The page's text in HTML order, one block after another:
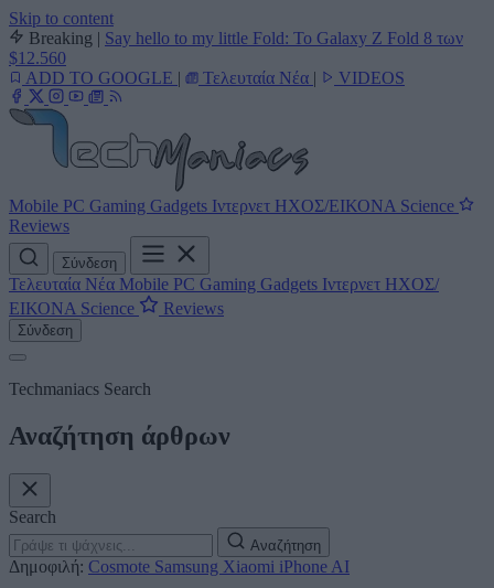
Skip to content
Breaking | Say hello to my little Fold: Το Galaxy Z Fold 8 των
$12.560
ADD TO GOOGLE | Τελευταία Νέα | VIDEOS
Mobile PC Gaming Gadgets Ιντερνετ ΗΧΟΣ/ΕΙΚΟΝΑ Science
Reviews
Σύνδεση
Τελευταία Νέα Mobile PC Gaming Gadgets Ιντερνετ ΗΧΟΣ/
ΕΙΚΟΝΑ Science Reviews
Σύνδεση
Techmaniacs Search
Αναζήτηση άρθρων
Search
Αναζήτηση
Δημοφιλή: Cosmote Samsung Xiaomi iPhone AI